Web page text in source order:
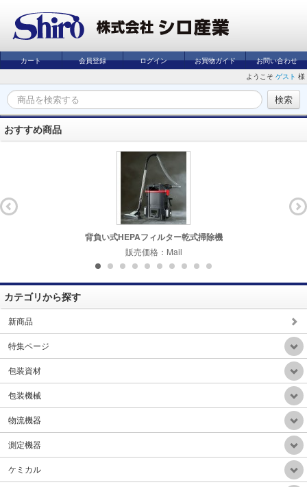
カート 会員登録 ログイン お買物ガイド
お問い合わせ
ようこそ ゲスト 様
おすすめ商品
背負い式HEPAフィルター乾式掃除機
販売価格：Mail
カテゴリから探す
新商品
特集ページ
包装資材
包装機械
物流機器
測定機器
ケミカル